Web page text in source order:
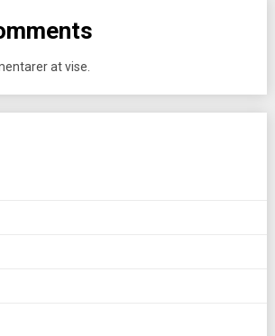
at vise.